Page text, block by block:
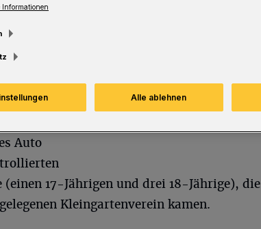
Auto
17-Jährigen und drei 18-Jährige), die
Kleingartenverein kamen.
Alle ablehnen